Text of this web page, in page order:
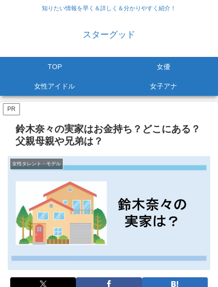
知りたい情報を早く＆詳しく＆分かりやすく紹介！
スターグッド
TOP 女優
女性アイドル 女子アナ
PR
鈴木奈々の実家はお金持ち？どこにある？
父親母親や兄弟は？
女性タレント・モデル